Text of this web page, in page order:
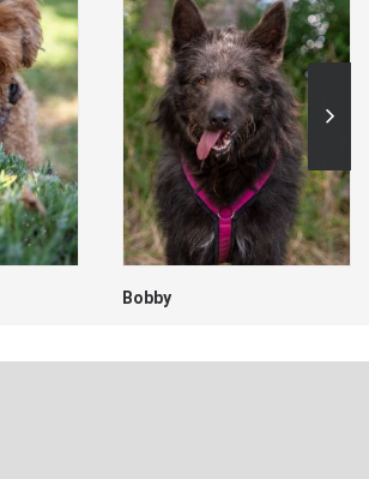
Bobby